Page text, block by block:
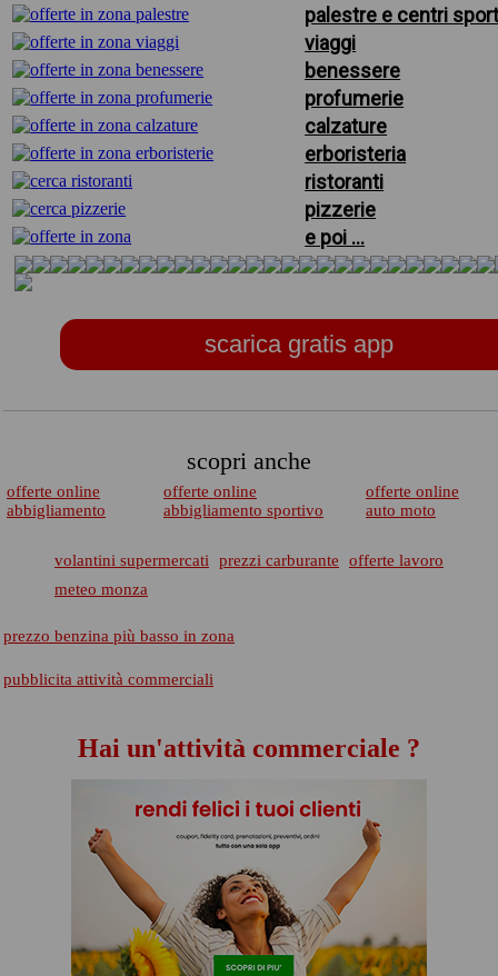
palestre e centri
viaggi
benessere
profumerie
calzature
erboristeria
ristoranti
pizzerie
e poi ...
scarica gratis app
scopri anche
offerte online
abbigliamento
offerte online
abbigliamento sportivo
offerte online
auto moto
volantini supermercati prezzi carburante
offerte lavoro
meteo monza
prezzo benzina più basso in zona
pubblicita attività commerciali
Hai un'attività commerciale ?